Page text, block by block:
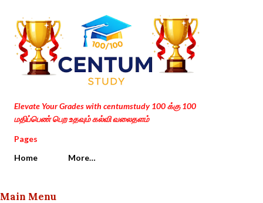
Skip to main content
Elevate Your Grades with centumstudy 100 க்கு 100
மதிப்பெண் பெற உதவும் கல்வி வலைதளம்
Pages
Home
More…
Main Menu